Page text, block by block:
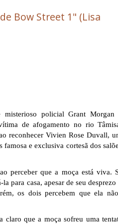
Bow Street 1" (Lisa
policial Grant Morgan
de afogamento no rio
reconhecer Vivien Rose Duvall,
famosa e exclusiva cortesã dos
perceber que a moça está viva.
para casa, apesar de seu
os dois percebem que ela
claro que a moça sofreu uma